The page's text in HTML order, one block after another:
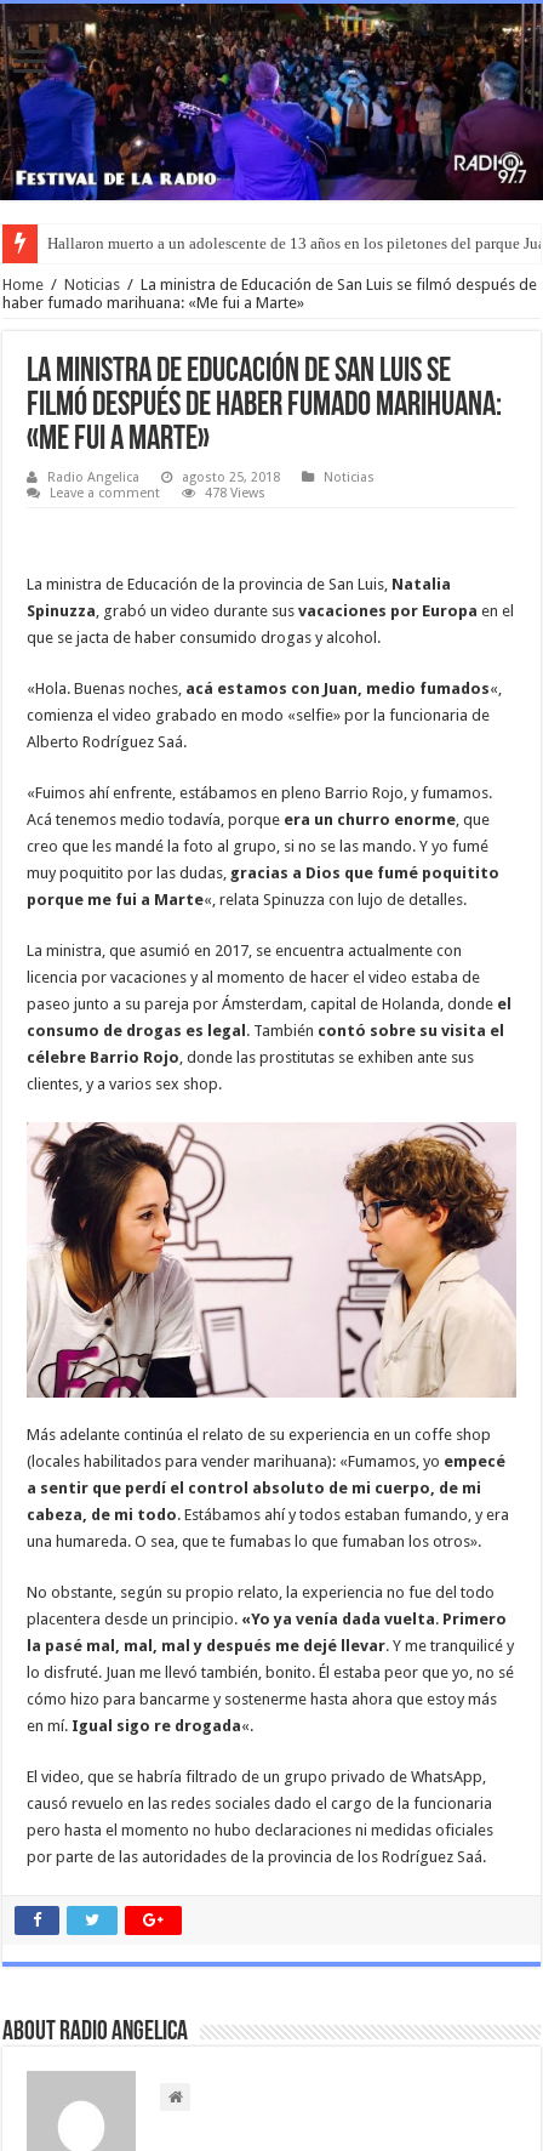
Hallaron muerto a un adolescente de 13 años en los piletones del parque
Un femicidio conmueve a Luján: asesinaron a puñaladas a una madre
Home / Noticias / La ministra de Educación de San Luis se filmó después de
haber fumado marihuana: «Me fui a Marte»
La ministra de Educación de San Luis se
filmó después de haber fumado marihuana:
«Me fui a Marte»
Radio Angelica agosto 25, 2018
Noticias
Leave a comment
478 Views
La ministra de Educación de la provincia de San Luis, Natalia
Spinuzza, grabó un video durante susvacaciones por Europa en el
que se jacta de haber consumido drogas y alcohol.
«Hola. Buenas noches, acá estamos con Juan, medio fumados«,
comienza el video grabado en modo «selfie» por la funcionaria de
Alberto Rodríguez Saá.
«Fuimos ahí enfrente, estábamos en pleno Barrio Rojo, y fumamos.
Acá tenemos medio todavía, porque era un churro enorme, que
creo que les mandé la foto al grupo, si no se las mando. Y yo fumé
muy poquitito por las dudas, gracias a Dios que fumé poquitito
porque me fui a Marte«, relata Spinuzza con lujo de detalles.
La ministra, que asumió en 2017, se encuentra actualmente con
licencia por vacaciones y al momento de hacer el video estaba de
paseo junto a su pareja por Ámsterdam, capital de Holanda, donde el
consumo de drogas es legal . También contó sobre su visita el
célebre Barrio Rojo, donde las prostitutas se exhiben ante sus
clientes, y a varios sex shop.
Más adelante continúa el relato de su experiencia en un coffe shop
(locales habilitados para vender marihuana): «Fumamos, yo empecé
a sentir que perdí el control absoluto de mi cuerpo, de mi
cabeza, de mi todo. Estábamos ahí y todos estaban fumando, y era
una humareda. O sea, que te fumabas lo que fumaban los otros».
No obstante, según su propio relato, la experiencia no fue del todo
placentera desde un principio. «Yo ya venía dada vuelta. Primero
la pasé mal, mal, mal y después me dejé llevar. Y me tranquilicé y
lo disfruté. Juan me llevó también, bonito. Él estaba peor que yo, no sé
cómo hizo para bancarme y sostenerme hasta ahora que estoy más
en mí. Igual sigo re drogada«.
El video, que se habría filtrado de un grupo privado de WhatsApp,
causó revuelo en las redes sociales dado el cargo de la funcionaria
pero hasta el momento no hubo declaraciones ni medidas oficiales
por parte de las autoridades de la provincia de los Rodríguez Saá.
About Radio Angelica